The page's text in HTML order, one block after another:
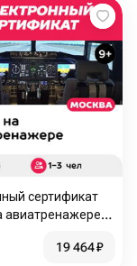
сертификат
авиатренажере
3 чел., выходные
19 464₽